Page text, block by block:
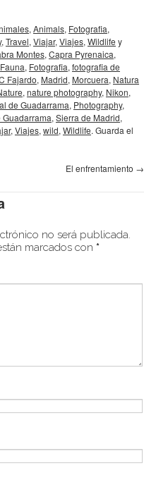
, Animals, Fotografia,
, Travel, Viajar, Viajes, Wildlife y
Montes, Capra Pyrenaica,
Fauna, Fotografia, fotografia de
Fajardo, Madrid, Morcuera, Natura
, nature photography, Nikon,
de Guadarrama, Photography,
Guadarrama, Sierra de Madrid,
, Viajes, wild, Wildlife. Guarda el
El enfrentamiento →
no será publicada.
marcados con *